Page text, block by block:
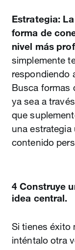
Estrategia:
forma de
nivel más
simplemente
respondiendo
Busca formas
ya sea a
que
una estrategia
contenido
4 Construye
idea central.
Si tienes éxito
inténtalo otra